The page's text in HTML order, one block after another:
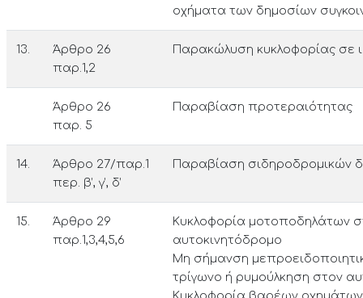
οχήματα των δημοσίων
13.
Άρθρο 26
παρ.1,2
Παρακώλυση κυκλοφορίας σε
Άρθρο 26
παρ. 5
Παραβίαση προτεραιότητας
14.
Άρθρο 27/παρ.1
περ. β’, γ’, δ’
Παραβίαση σιδηροδρομικών
15.
Άρθρο 29
παρ.1,3,4,5,6
Κυκλοφορία μοτοποδηλάτων
αυτοκινητόδρο­μο
Μη σήμανση
τρίγωνο ή ρυμούλκηση στον